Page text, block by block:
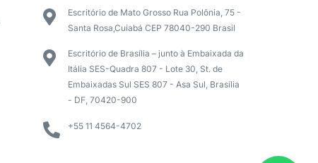
Escritório de Mato Grosso Rua Polônia, 75 -
Santa Rosa,Cuiabá CEP 78040-290 Brasil
Escritório de Brasília – junto à Embaixada da
Itália SES-Quadra 807 - Lote 30, St. de
Embaixadas Sul SES 807 - Asa Sul, Brasília
- DF, 70420-900
+55 11 4564-4702